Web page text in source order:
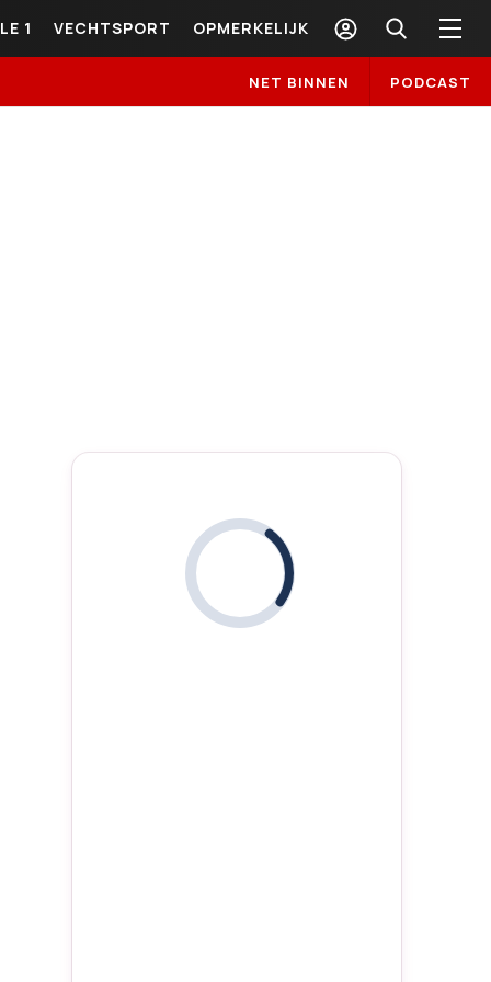
1 VECHTSPORT OPMERKELIJK
NET BINNEN PODCAST